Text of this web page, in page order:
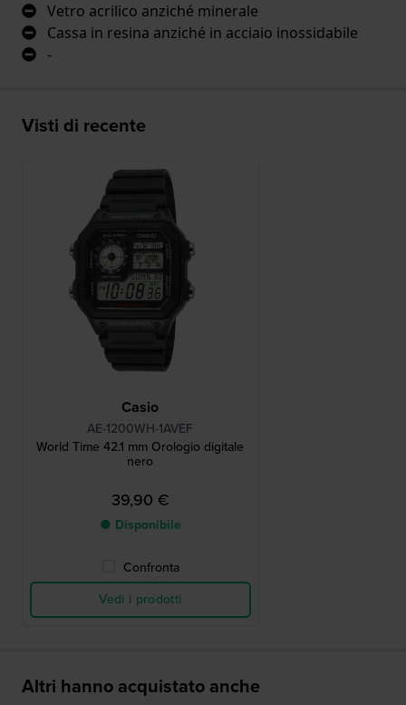
Vetro acrilico anziché minerale
Cassa in resina anziché in acciaio inossidabile
-
Visti di recente
Casio
AE-1200WH-1AVEF
World Time 42.1 mm Orologio digitale
nero
39,90 €
● Disponibile
Confronta
Vedi i prodotti
Altri hanno acquistato anche